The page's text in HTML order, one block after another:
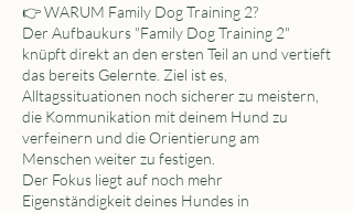
👉 WARUM Family Dog Training 2?
Der Aufbaukurs "Family Dog Training 2"
knüpft direkt an den ersten Teil an und vertieft
das bereits Gelernte. Ziel ist es,
Alltagssituationen noch sicherer zu meistern,
die Kommunikation mit deinem Hund zu
verfeinern und die Orientierung am
Menschen weiter zu festigen.
Der Fokus liegt auf noch mehr
Eigenständigkeit deines Hundes in